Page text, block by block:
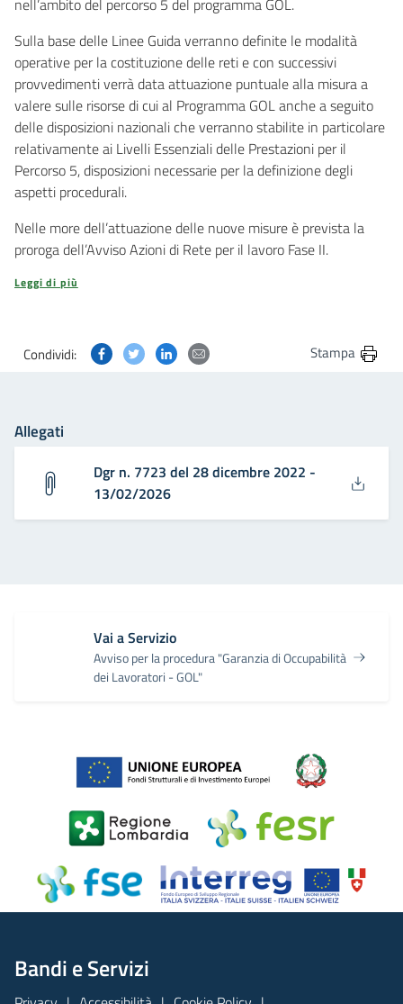
nell’ambito del percorso 5 del programma GOL.
Sulla base delle Linee Guida verranno definite le modalità
operative per la costituzione delle reti e con successivi
provvedimenti verrà data attuazione puntuale alla misura a
valere sulle risorse di cui al Programma GOL anche a seguito
delle disposizioni nazionali che verranno stabilite in particolare
relativamente ai Livelli Essenziali delle Prestazioni per il
Percorso 5, disposizioni necessarie per la definizione degli
aspetti procedurali.
Nelle more dell’attuazione delle nuove misure è prevista la
proroga dell’Avviso Azioni di Rete per il lavoro Fase II.
Leggi di più
Condividi: Condividi questa pagina su Facebook
Condividi questa pagina su Twitter
Condividi questa pagina su Linkedin
Condividi questa pagina via
Stampa
Allegati
Dgr n. 7723 del 28 dicembre 2022 -
13/02/2026
Vai a Servizio
Avviso per la procedura "Garanzia di Occupabilità
dei Lavoratori - GOL"
Bandi e Servizi